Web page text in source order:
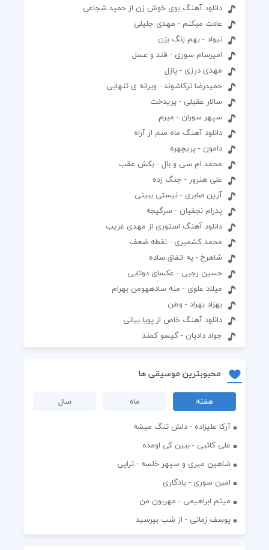
دانلود آهنگ بوی خوش زن از حمید شجاعی
عادت میکنم - مهدی جلیلی
نیواد - بهم زنگ بزن
امیرسام سوری - قند و عسل
مهدی درزی - پازل
حمیدرضا ترکاشوند - ویرانه ى تنهایى
سالار عقیلی - پریدخت
سپهر سوران - میرم
دانلود آهنگ ماه منم از آراه
دامون - پریچهره
محمد ام سی و بال - بکش عقب
علی هنرور - جنگ زده
آرین صابری - نیستی ببینی
پدرام نجفیان - سرگیجه
دانلود آهنگ استوری از مهدی غریب
محمد کشمیری - نقطه ضعف
شاهرخ - یه اتفاق ساده
حسین رجبی - عکسای دوتایی
میلاد علوی - منه سادههومن بهرام
بهزاد بهراد - وطن
دانلود آهنگ خاص از پویا بیاتی
جواد دادیان - گیسو کمند
محبوبترین موسیقی ها
هفته ماه
سال
آرکا علیزاده - دلش تنگ میشه
علی کاتبی - ببین کی اومده
شاهین میری و سپهر خلسه - تراپی
امین سوری - یادگاری
میثم ابراهیمی - مهربون من
یوسف زمانی - از شب بپرسید